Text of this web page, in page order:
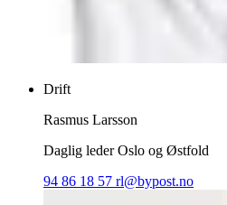
Drift
Rasmus Larsson
Daglig leder Oslo og Østfold
94 86 18 57 rl@bypost.no